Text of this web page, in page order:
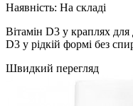
Наявність: На складі
Вітамін D3 у краплях
D3 у рідкій формі без
Швидкий перегляд